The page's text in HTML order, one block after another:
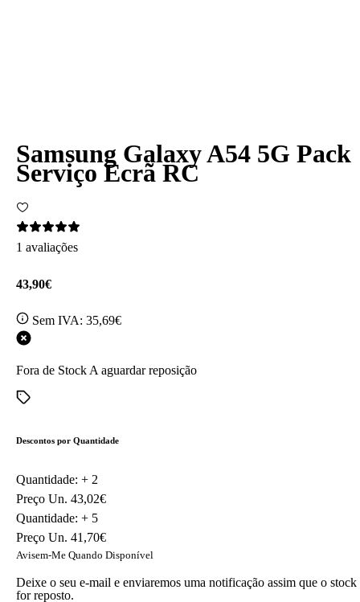
Samsung Galaxy A54 5G Pack
Serviço Ecrã RC
1 avaliações
43,90€
Sem IVA: 35,69€
Fora de Stock A aguardar reposição
Descontos por Quantidade
Quantidade: + 2
Preço Un. 43,02€
Quantidade: + 5
Preço Un. 41,70€
Avisem-Me Quando Disponível
Deixe o seu e-mail e enviaremos uma notificação assim que o stock
for reposto.